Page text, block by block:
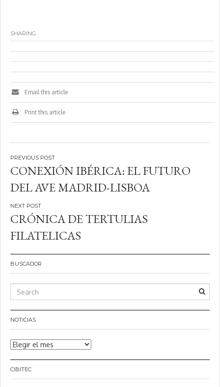
SHARING
Email this article
Print this article
Navegación
de
entradas
CONEXIÓN IBÉRICA: EL FUTURO
DEL AVE MADRID-LISBOA
CRÓNICA DE TERTULIAS
FILATELICAS
BUSCADOR
NOTICIAS
Noticias
CIBITEC